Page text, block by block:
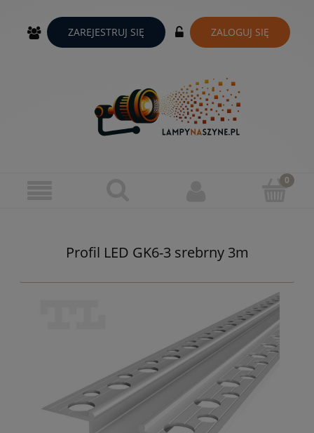
ZAREJESTRUJ SIĘ ZALOGUJ SIĘ
Profil LED GK6-3 srebrny 3m